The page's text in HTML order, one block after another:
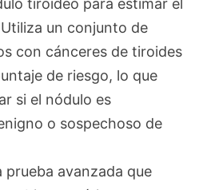
un conjunto de
con cánceres de tiroides
de riesgo, lo que
si el nódulo es
o sospechoso de
prueba avanzada que